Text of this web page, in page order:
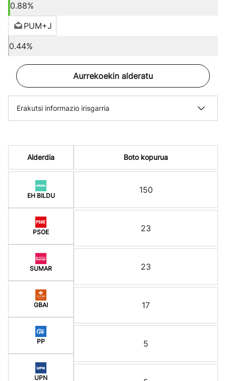
0.88%
PUM+J
0.44%
Aurrekoekin alderatu
Erakutsi informazio irisgarria
Alderdia
EH BILDU
PSOE
SUMAR
GBAI
PP
UPN
Boto kopurua
150
23
23
17
5